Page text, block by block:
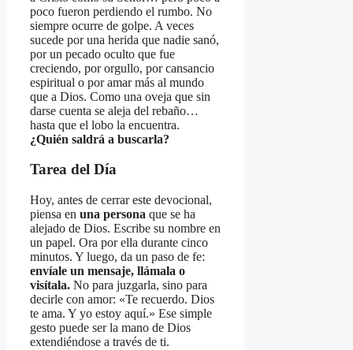
poco fueron perdiendo el rumbo. No
siempre ocurre de golpe. A veces
sucede por una herida que nadie sanó,
por un pecado oculto que fue
creciendo, por orgullo, por cansancio
espiritual o por amar más al mundo
que a Dios. Como una oveja que sin
darse cuenta se aleja del rebaño…
hasta que el lobo la encuentra.
¿Quién saldrá a buscarla?
Tarea del Día
Hoy, antes de cerrar este devocional,
piensa en una persona que se ha
alejado de Dios. Escribe su nombre en
un papel. Ora por ella durante cinco
minutos. Y luego, da un paso de fe:
envíale un mensaje, llámala o
visítala. No para juzgarla, sino para
decirle con amor: «Te recuerdo. Dios
te ama. Y yo estoy aquí.» Ese simple
gesto puede ser la mano de Dios
extendiéndose a través de ti.